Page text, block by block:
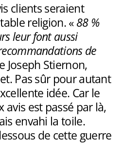
clients seraient
religion. «88 %
leur font aussi
de
Joseph Stiernon,
Pas sûr pour autant
idée. Car le
avis est passé par là,
envahi la toile.
de cette guerre